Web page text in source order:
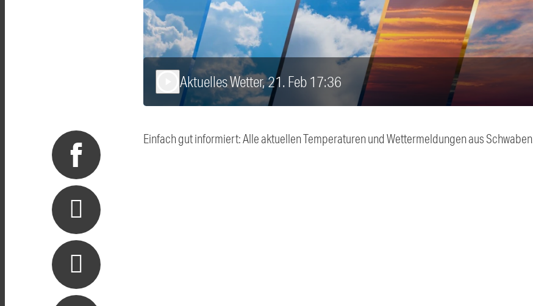
Aktuelles Wetter, 21. Feb 17:36
Einfach gut informiert: Alle aktuellen Temperaturen und Wettermeldungen aus Schwaben.